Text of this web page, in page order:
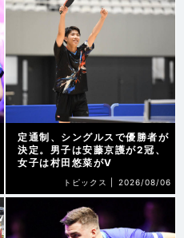
WTT横浜2026 | 2026/08/07
定通制、シングルスで優勝者が
決定。男子は安藤京護が2冠、
女子は村田悠菜がV
トピックス | 2026/08/06